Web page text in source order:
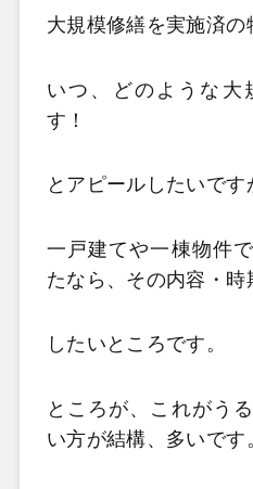
大規模修繕を実施済の
いつ、どのような大
す！
とアピールしたいです
一戸建てや一棟物件
たなら、その内容・時
したいところです。
ところが、これがう
い方が結構、多いです